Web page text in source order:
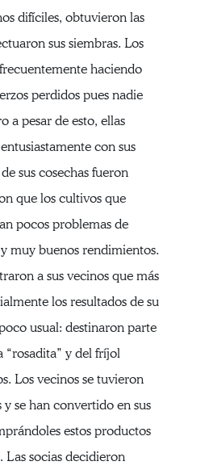
difíciles, obtuvieron las
sus siembras. Los
haciendo
perdidos pues nadie
a pesar de esto, ellas
con sus
sus cosechas fueron
que los cultivos que
pocos problemas de
muy buenos rendimientos.
a sus vecinos que más
los resultados de su
usual: destinaron parte
“rosadita” y del fríjol
Los vecinos se tuvieron
se han convertido en sus
estos productos
Las socias decidieron